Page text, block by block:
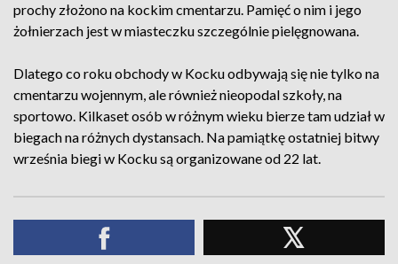
prochy złożono na kockim cmentarzu. Pamięć o nim i jego
żołnierzach jest w miasteczku szczególnie pielęgnowana.
Dlatego co roku obchody w Kocku odbywają się nie tylko na
cmentarzu wojennym, ale również nieopodal szkoły, na
sportowo. Kilkaset osób w różnym wieku bierze tam udział w
biegach na różnych dystansach. Na pamiątkę ostatniej bitwy
września biegi w Kocku są organizowane od 22 lat.